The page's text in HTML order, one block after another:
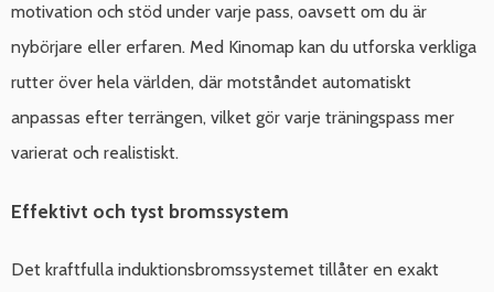
motivation och stöd under varje pass, oavsett om du är
nybörjare eller erfaren. Med Kinomap kan du utforska verkliga
rutter över hela världen, där motståndet automatiskt
anpassas efter terrängen, vilket gör varje träningspass mer
varierat och realistiskt.
Effektivt och tyst bromssystem
Det kraftfulla induktionsbromssystemet tillåter en exakt